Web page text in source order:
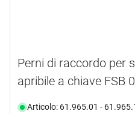
Perni di raccordo per
apribile a chiave FSB
Articolo: 61.965.01 -